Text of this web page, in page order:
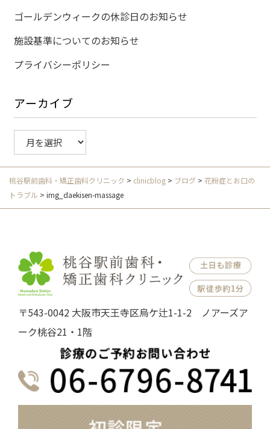
ゴールデンウィークの休診日のお知らせ
施設基準についてのお知らせ
プライバシーポリシー
アーカイブ
ー
カ
イ
ブ
桃谷駅前歯科・矯正歯科クリニック > clinicblog > ブログ > 花粉症とお口の
トラブル > img_daekisen-massage
〒543-0042 大阪市天王寺区烏ケ辻1-1-2 ノアーズア
ーク桃谷21・1階